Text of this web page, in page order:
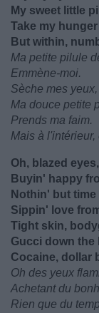
My sweet little
Take my hunger
But within,
Ma petite pilule
Emmène-moi.
Sèche mes
Ma douce petite
Prends ma faim.
Mais à
Oh, blazed
Buyin' happy
Nothin' but time
Sippin' love
Tight skin,
Gucci down the
Cocaine, dollar
Oh des yeux
Achetant du
Rien que du